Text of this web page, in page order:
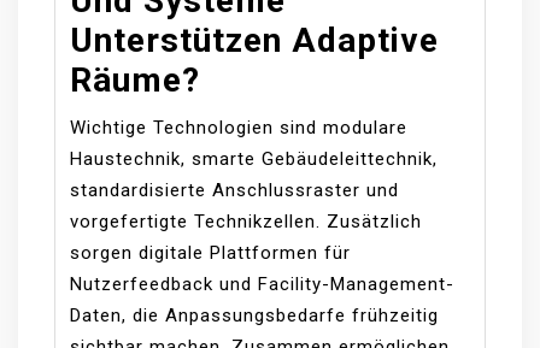
Unterstützen Adaptive
Räume?
Wichtige Technologien sind modulare
Haustechnik, smarte Gebäudeleittechnik,
standardisierte Anschlussraster und
vorgefertigte Technikzellen. Zusätzlich
sorgen digitale Plattformen für
Nutzerfeedback und Facility-Management-
Daten, die Anpassungsbedarfe frühzeitig